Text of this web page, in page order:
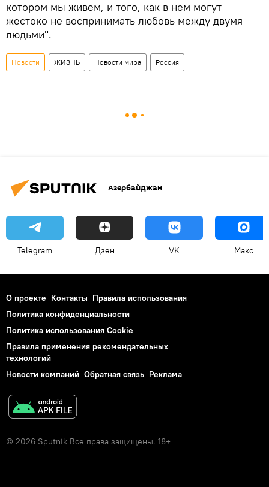
котором мы живем, и того, как в нем могут
жестоко не воспринимать любовь между двумя
людьми".
Новости ЖИЗНЬ Новости мира Россия
Азербайджан
Telegram Дзен VK Макс
О проекте Контакты Правила использования
Политика конфиденциальности
Политика использования Cookie
Правила применения рекомендательных
технологий
Новости компаний Обратная связь Реклама
© 2026 Sputnik Все права защищены. 18+